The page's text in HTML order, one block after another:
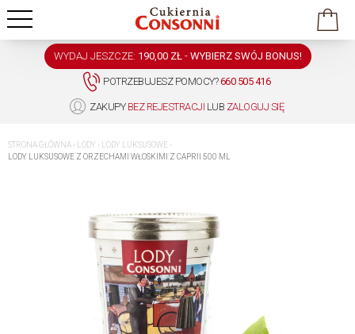
POTRZEBUJESZ POMOCY?660 505 416
ZAKUPY BEZ REJESTRACJI LUB ZALOGUJ SIĘ
WYDAJ JESZCZE: 190,00 ZŁ - WYBIERZ SWÓJ BONUS!
STRONA GŁÓWNA › LODY › LODY LUKSUSOWE ›
LODY LUKSUSOWE Z ORZECHAMI WŁOSKIMI Z CAPRII 500 ML